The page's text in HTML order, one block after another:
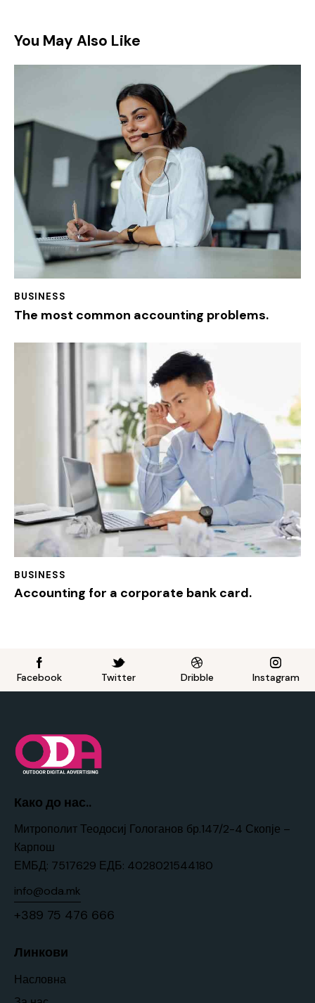
You May Also Like
BUSINESS
The most common accounting problems.
BUSINESS
Accounting for a corporate bank card.
Facebook Twitter Dribble Instagram
Како до нас..
Митрополит Теодосиј Гологанов бр.147/2-4 Скопје –
Карпош
ЕМБД: 7517629 ЕДБ: 4028021544180
info@oda.mk
+389 75 476 666
Линкови
Насловна